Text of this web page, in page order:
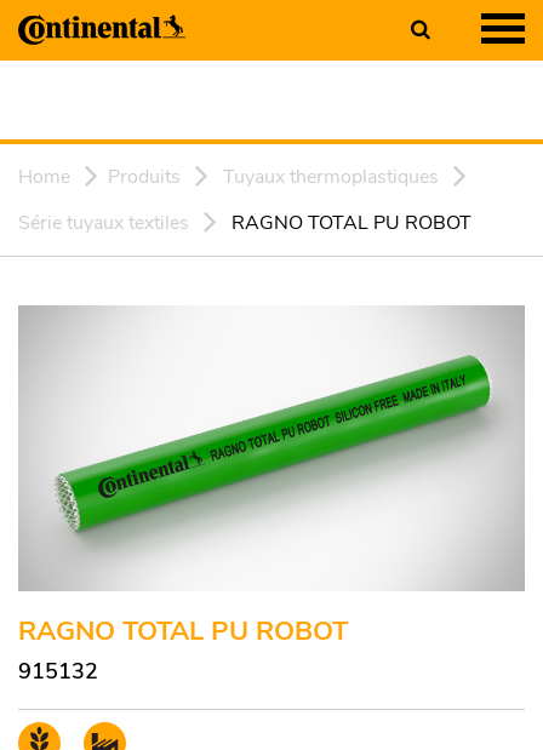
Home Produits
Tuyaux thermoplastiques
Série tuyaux textiles
RAGNO TOTAL PU ROBOT
RAGNO TOTAL PU ROBOT
915132